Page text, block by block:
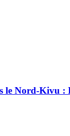
Nord-Kivu :